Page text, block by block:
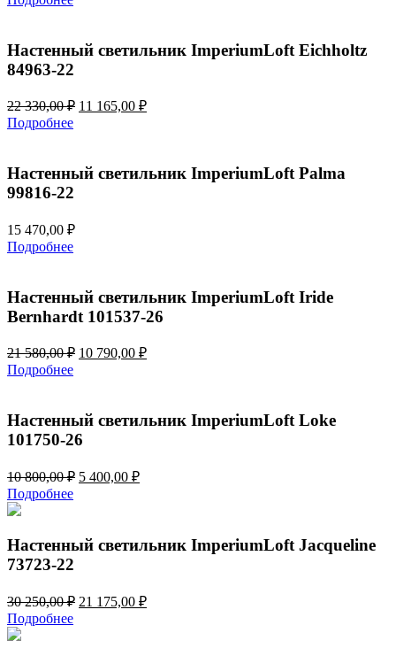
220,00 ₽.
Настенный светильник ImperiumLoft Eichholtz
84963-22
22 330,00₽ Первоначальная
330,00 ₽.
11 165,00 ₽Текущая
Подробнее
Настенный светильник ImperiumLoft Palma
99816-22
15 470,00 ₽
Подробнее
Настенный светильник ImperiumLoft Iride
Bernhardt 101537-26
21 580,00₽ Первоначальная
580,00 ₽.
10 790,00 ₽Текущая
Подробнее
Настенный светильник ImperiumLoft Loke
101750-26
10 800,00₽ Первоначальная
800,00 ₽.
5 400,00 ₽Текущая
Подробнее
Настенный светильник ImperiumLoft Jacqueline
73723-22
30 250,00₽ Первоначальная
21 175,00 ₽Текущая
Подробнее